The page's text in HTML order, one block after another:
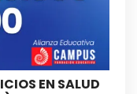
EN SALUD